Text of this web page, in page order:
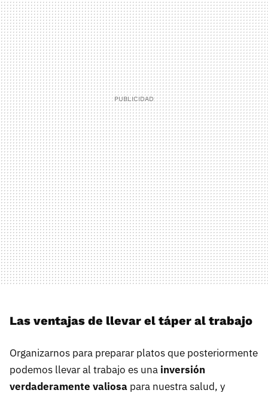
Las ventajas de llevar el táper al trabajo
Organizarnos para preparar platos que posteriormente
podemos llevar al trabajo es una inversión
verdaderamente valiosa para nuestra salud, y